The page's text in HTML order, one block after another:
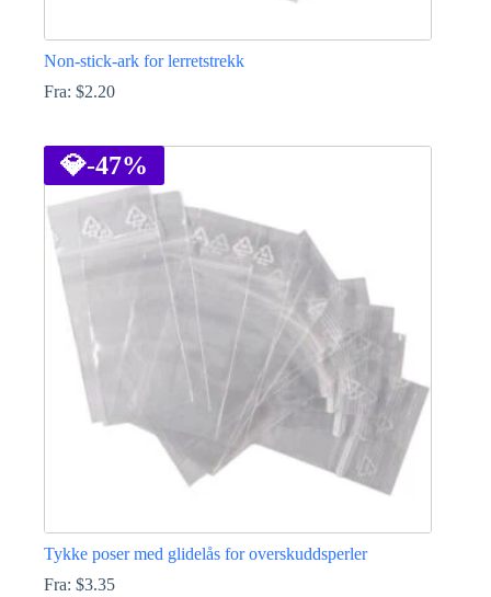
Non-stick-ark for lerretstrekk
Fra: $2.20
har
flere
varianter.
Alternativene
velges
produktsiden
💎-47%
Tykke poser med glidelås for overskuddsperler
Fra: $3.35